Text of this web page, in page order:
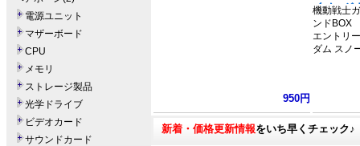
電源ユニット
マザーボード
CPU
メモリ
ストレージ製品
光学ドライブ
ビデオカード
サウンドカード
950円
イメージ
ダム」
機動戦士
ンドBOX
エントリ
ダム スノ
新着・価格更新情報をいち早くチェック♪